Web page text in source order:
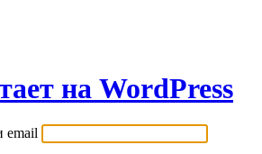
на WordPress
email